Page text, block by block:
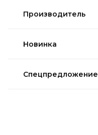
Производитель
Новинка
Спецпредложение